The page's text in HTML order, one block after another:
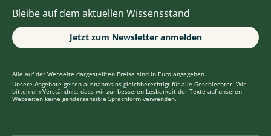
Bleibe auf dem aktuellen Wissensstand
Jetzt zum Newsletter anmelden
Alle auf der Webseite dargestellten Preise sind in Euro angegeben.
Unsere Angebote gelten ausnahmslos gleichberechtigt für alle Geschlechter. Wir
bitten um Verständnis, dass wir zur besseren Lesbarkeit der Texte auf unseren
Webseiten keine gendersensible Sprachform verwenden.